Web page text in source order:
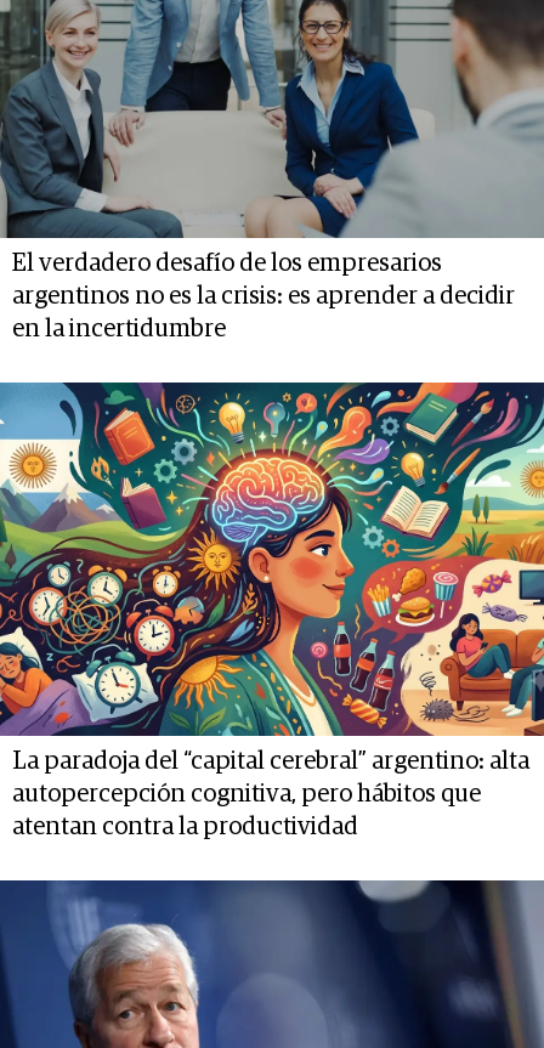
El verdadero desafío de los empresarios
argentinos no es la crisis: es aprender a decidir
en la incertidumbre
La paradoja del “capital cerebral” argentino: alta
autopercepción cognitiva, pero hábitos que
atentan contra la productividad